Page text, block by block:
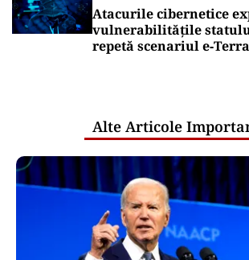
Atacurile cibernetice
vulnerabilitățile
repetă scenariul
Alte Articole